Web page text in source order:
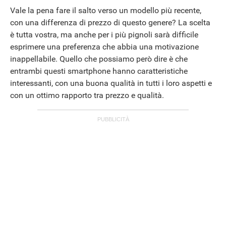
Vale la pena fare il salto verso un modello più recente,
con una differenza di prezzo di questo genere? La scelta
è tutta vostra, ma anche per i più pignoli sarà difficile
esprimere una preferenza che abbia una motivazione
inappellabile. Quello che possiamo però dire è che
entrambi questi smartphone hanno caratteristiche
interessanti, con una buona qualità in tutti i loro aspetti e
con un ottimo rapporto tra prezzo e qualità.